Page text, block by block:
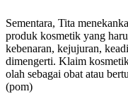
Sementara, Tita
produk kosmetik yang
kebenaran, kejujuran,
dimengerti. Klaim
olah sebagai obat atau
(pom)